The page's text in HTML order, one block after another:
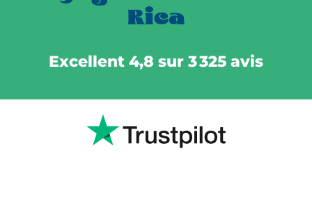
Rica
Excellent 4,8 sur 3 325 avis